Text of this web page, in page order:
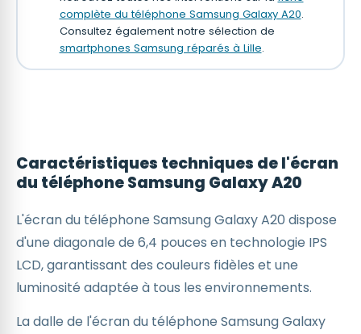
complète du téléphone Samsung Galaxy A20.
Consultez également notre sélection de
smartphones Samsung réparés à Lille.
Caractéristiques techniques de l'écran
du téléphone Samsung Galaxy A20
L'écran du téléphone Samsung Galaxy A20 dispose
d'une diagonale de 6,4 pouces en technologie IPS
LCD, garantissant des couleurs fidèles et une
luminosité adaptée à tous les environnements.
La dalle de l'écran du téléphone Samsung Galaxy